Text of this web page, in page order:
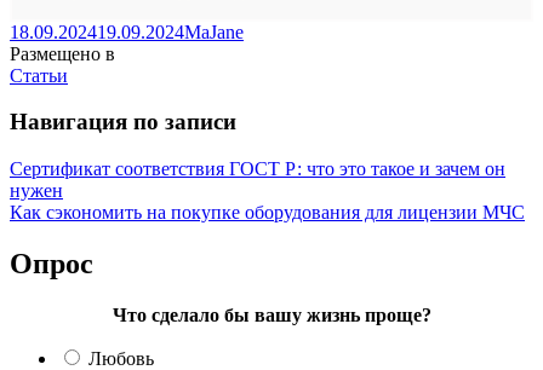
18.09.202419.09.2024MaJane
Размещено в
Статьи
Навигация по записи
Сертификат соответствия ГОСТ Р: что это такое и зачем он
нужен
Как сэкономить на покупке оборудования для лицензии МЧС
Опрос
Что сделало бы вашу жизнь проще?
Любовь